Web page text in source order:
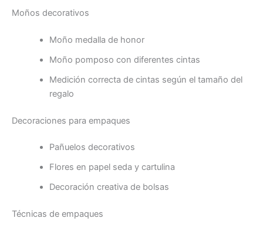
Moños decorativos
Moño medalla de honor
Moño pomposo con diferentes cintas
Medición correcta de cintas según el tamaño del
regalo
Decoraciones para empaques
Pañuelos decorativos
Flores en papel seda y cartulina
Decoración creativa de bolsas
Técnicas de empaques